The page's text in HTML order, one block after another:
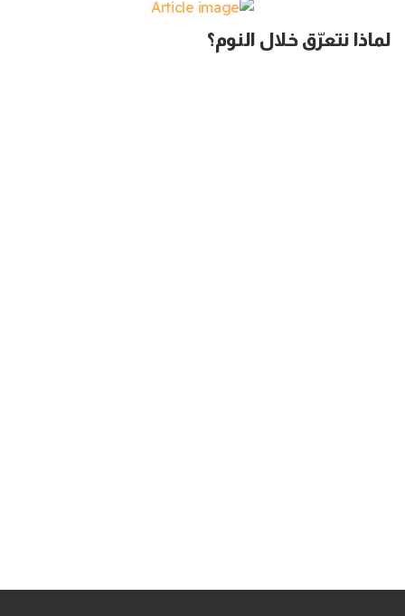
لماذا نتعرّق خلال النوم؟